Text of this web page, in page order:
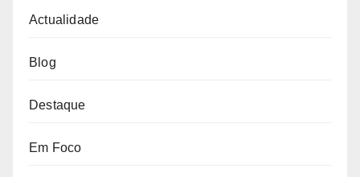
Actualidade
Blog
Destaque
Em Foco